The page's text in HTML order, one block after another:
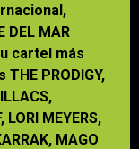
DEL MAR
cartel más
PRODIGY,
LORI MEYERS,
MAGO